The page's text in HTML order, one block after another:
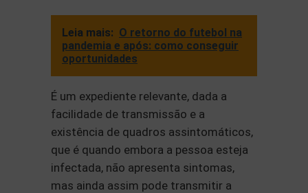
Leia mais: O retorno do futebol na
pandemia e após: como conseguir
oportunidades
É um expediente relevante, dada a
facilidade de transmissão e a
existência de quadros assintomáticos,
que é quando embora a pessoa esteja
infectada, não apresenta sintomas,
mas ainda assim pode transmitir a